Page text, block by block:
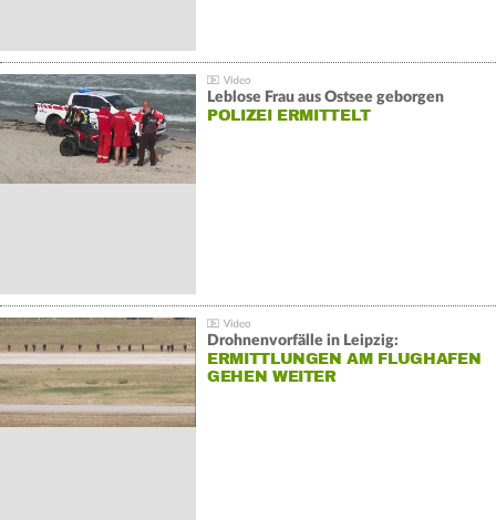
Leblose Frau aus Ostsee geborgen
POLIZEI ERMITTELT
Drohnenvorfälle in Leipzig:
ERMITTLUNGEN AM FLUGHAFEN
GEHEN WEITER